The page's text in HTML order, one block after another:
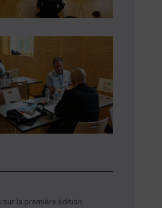
sur la première édition